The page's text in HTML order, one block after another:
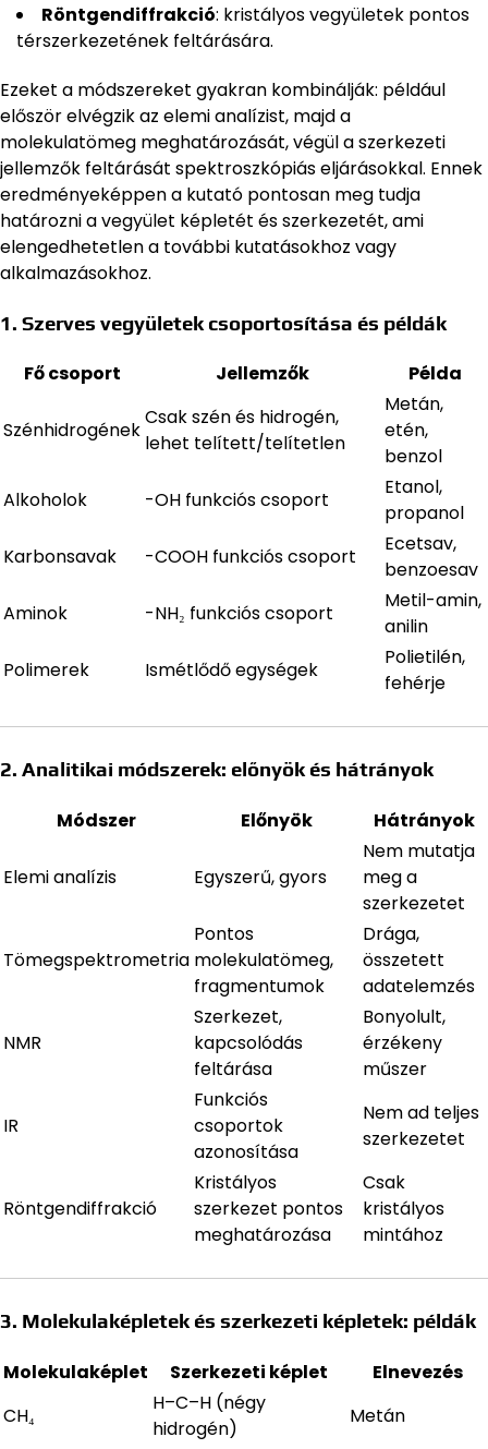
Röntgendiffrakció: kristályos vegyületek pontos
térszerkezetének feltárására.
Ezeket a módszereket gyakran kombinálják: például
először elvégzik az elemi analízist, majd a
molekulatömeg meghatározását, végül a szerkezeti
jellemzők feltárását spektroszkópiás eljárásokkal. Ennek
eredményeképpen a kutató pontosan meg tudja
határozni a vegyület képletét és szerkezetét, ami
elengedhetetlen a további kutatásokhoz vagy
alkalmazásokhoz.
1. Szerves vegyületek csoportosítása és példák
Fő csoport Jellemzők Példa
Szénhidrogének
Csak szén és hidrogén,
lehet telített/telítetlen
Metán,
etén,
benzol
Alkoholok
-OH funkciós csoport
Etanol,
propanol
Karbonsavak
-COOH funkciós csoport
Ecetsav,
benzoesav
Aminok
-NH₂ funkciós csoport
Metil-amin,
anilin
Polimerek
Ismétlődő egységek
Polietilén,
fehérje
2. Analitikai módszerek: előnyök és hátrányok
Módszer Előnyök Hátrányok
Elemi analízis Egyszerű, gyors
Nem mutatja
meg a
szerkezetet
Tömegspektrometria
Pontos
molekulatömeg,
fragmentumok
Drága,
összetett
adatelemzés
NMR
Szerkezet,
kapcsolódás
feltárása
Bonyolult,
érzékeny
műszer
IR
Funkciós
csoportok
azonosítása
Nem ad teljes
szerkezetet
Röntgendiffrakció
Kristályos
szerkezet pontos
meghatározása
Csak
kristályos
mintához
3. Molekulaképletek és szerkezeti képletek: példák
Molekulaképlet Szerkezeti képlet
Elnevezés
CH₄
H–C–H (négy
hidrogén)
Metán